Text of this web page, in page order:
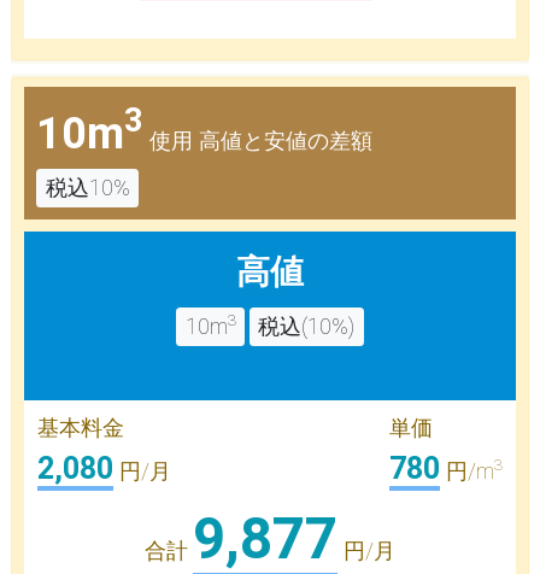
10m3
使用 高値と安値の差額
税込10%
高値
10m3 税込(10%)
基本料金
2,080 円/月
単価
780 円/m3
合計 9,877 円/月